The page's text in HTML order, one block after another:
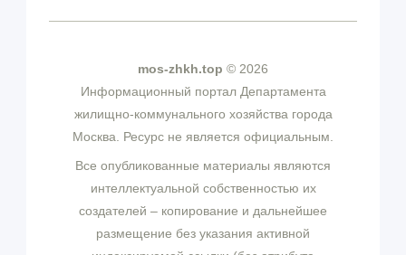
mos-zhkh.top © 2026
Информационный портал Департамента
жилищно-коммунального хозяйства города
Москва. Ресурс не является официальным.
Все опубликованные материалы являются
интеллектуальной собственностью их
создателей – копирование и дальнейшее
размещение без указания активной